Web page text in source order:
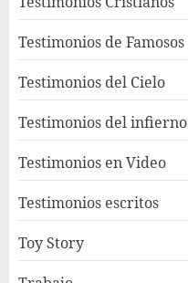
Testimonios de Famosos
Testimonios del Cielo
Testimonios del infierno
Testimonios en Video
Testimonios escritos
Toy Story